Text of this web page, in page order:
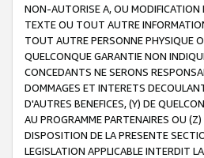
NON-AUTORISE A, OU MODIFICATION
TEXTE OU TOUT AUTRE
TOUT AUTRE PERSONNE PHYSIQUE
QUELCONQUE GARANTIE NON
CONCEDANTS NE SERONS
DOMMAGES ET INTERETS
D'AUTRES BENEFICES, (Y) DE
AU PROGRAMME PARTENAIRES OU
DISPOSITION DE LA PRESENTE
LEGISLATION APPLICABLE INTERDIT